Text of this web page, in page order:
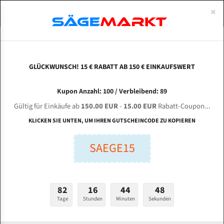
FRIGGI AST 650 x 400 für 5500 mm Bi-Metall
Bandsägeblätter
Länge (mm):
Stärken + Zahnteilung:
mm
ABOUTS
ENGLISH
Bi-Metall Meterware
Fleischerei Bandsägeblätter
Bandmesser Glatt Meterware
Konvex Meterware
×
GLÜCKWUNSCH! 15 € RABATT AB 150 € EINKAUFSWERT
Kupon Anzahl: 100 / Verbleibend: 89
Gültig für Einkäufe ab150.00 EUR- 15.00 EURRabatt-Coupon...
KLICKEN SIE UNTEN, UM IHREN GUTSCHEINCODE ZU KOPIEREN
SAEGE15
82
Tage
16
Stunden
44
Minuten
47
Sekunden